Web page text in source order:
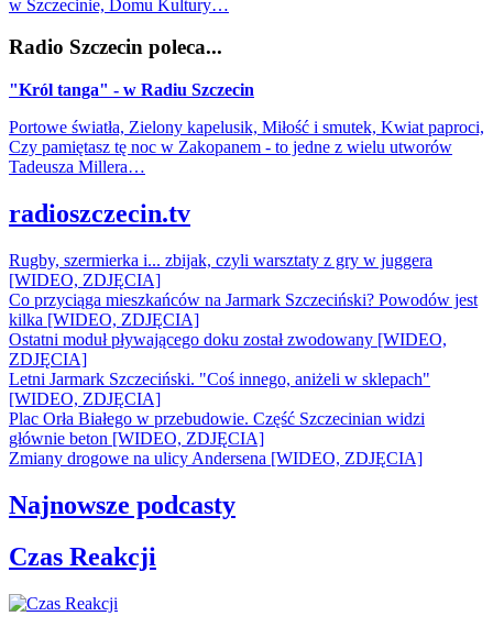
w Szczecinie, Domu Kultury…
Radio Szczecin poleca...
"Król tanga" - w Radiu Szczecin
Portowe światła, Zielony kapelusik, Miłość i smutek, Kwiat paproci,
Czy pamiętasz tę noc w Zakopanem - to jedne z wielu utworów
Tadeusza Millera…
radioszczecin.tv
Rugby, szermierka i... zbijak, czyli warsztaty z gry w juggera
[WIDEO, ZDJĘCIA]
Co przyciąga mieszkańców na Jarmark Szczeciński? Powodów jest
kilka [WIDEO, ZDJĘCIA]
Ostatni moduł pływającego doku został zwodowany [WIDEO,
ZDJĘCIA]
Letni Jarmark Szczeciński. "Coś innego, aniżeli w sklepach"
[WIDEO, ZDJĘCIA]
Plac Orła Białego w przebudowie. Część Szczecinian widzi
głównie beton [WIDEO, ZDJĘCIA]
Zmiany drogowe na ulicy Andersena [WIDEO, ZDJĘCIA]
Najnowsze podcasty
Czas Reakcji